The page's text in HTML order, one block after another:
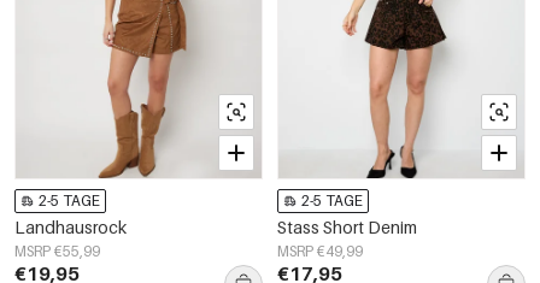
2-5 TAGE
Landhausrock
MSRP €55,99
€19,95
2-5 TAGE
Stass Short Denim
MSRP €49,99
€17,95